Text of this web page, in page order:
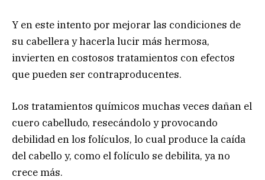
Y en este intento por mejorar las condiciones de
su cabellera y hacerla lucir más hermosa,
invierten en costosos tratamientos con efectos
que pueden ser contraproducentes.
Los tratamientos químicos muchas veces dañan el
cuero cabelludo, resecándolo y provocando
debilidad en los folículos, lo cual produce la caída
del cabello y, como el folículo se debilita, ya no
crece más.